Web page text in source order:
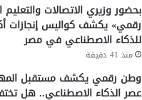
بحضور وزيري الاتصالات
رقمي» يكشف كواليس إنجازات
للذكاء الاصطناعي في مصر
منذ 41 دقيقة
وطن رقمي يكشف مستقبل
عصر الذكاء الاصطناعي.. هل